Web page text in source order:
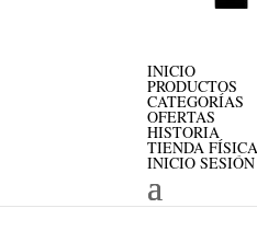
INICIO
PRODUCTOS
CATEGORÍAS
OFERTAS
HISTORIA
TIENDA FÍSICA
INICIO SESIÓN